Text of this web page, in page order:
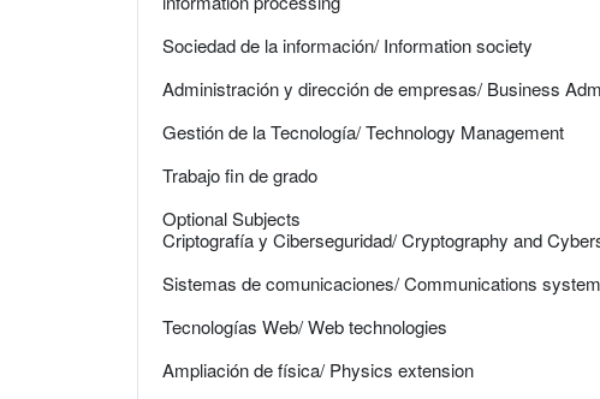
Sociedad de la información/ Information society
Administración y dirección de empresas/ Business
Gestión de la Tecnología/ Technology Management
Trabajo fin de grado
Optional Subjects
Criptografía y Ciberseguridad/ Cryptography and
Sistemas de comunicaciones/ Communications
Tecnologías Web/ Web technologies
Ampliación de física/ Physics extension